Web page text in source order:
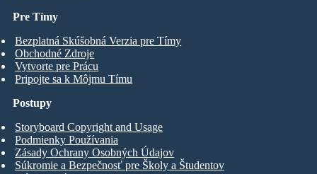
Pre Tímy
Bezplatná Skúšobná Verzia pre Tímy
Obchodné Zdroje
Vytvorte pre Prácu
Pripojte sa k Môjmu Tímu
Postupy
Storyboard Copyright and Usage
Podmienky Používania
Zásady Ochrany Osobných Údajov
Súkromie a Bezpečnosť pre Školy a Študentov